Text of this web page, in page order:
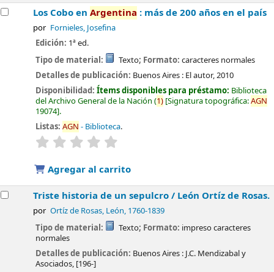
Los Cobo enArgentina : más de 200 años en el país
por Fornieles, Josefina
Edición: 1ª ed.
Tipo de material:
Texto; Formato: caracteres normales
Detalles de publicación: Buenos Aires : El autor,2010
Disponibilidad:Ítems disponibles para préstamo: Biblioteca
del Archivo General de la Nación (1) Signatura topográfica:AGN
19074 .
Listas: AGN - Biblioteca.
valoración
Agregar al carrito
Triste historia de un sepulcro / León Ortíz de Rosas.
por Ortíz de Rosas, León, 1760-1839
Tipo de material: Texto; Formato: impreso caracteres
normales
Detalles de publicación: Buenos Aires : J.C. Mendizabal y
Asociados, [196-]